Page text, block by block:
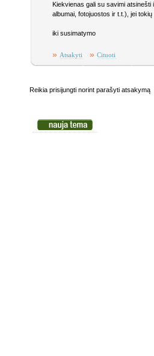
Kiekvienas gali su savimi
albumai, fotojuostos ir t.t.), jei
iki susimatymo
» Atsakyti » Cituoti
Reikia prisijungti norint parašyti atsakymą